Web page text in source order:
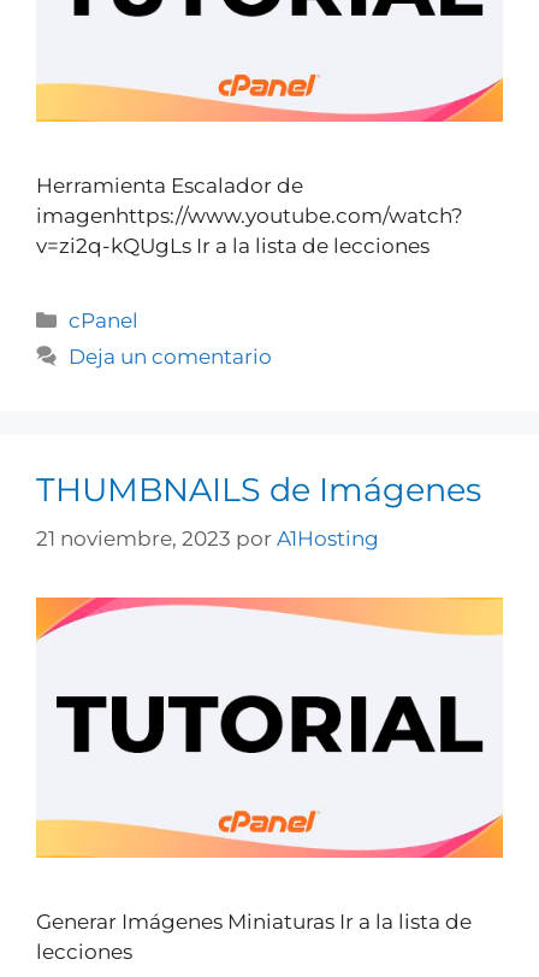
Herramienta Escalador de
imagenhttps://www.youtube.com/watch?
v=zi2q-kQUgLs Ir a la lista de lecciones
cPanel
Deja un comentario
THUMBNAILS de Imágenes
21 noviembre, 2023 por A1Hosting
Generar Imágenes Miniaturas Ir a la lista de
lecciones